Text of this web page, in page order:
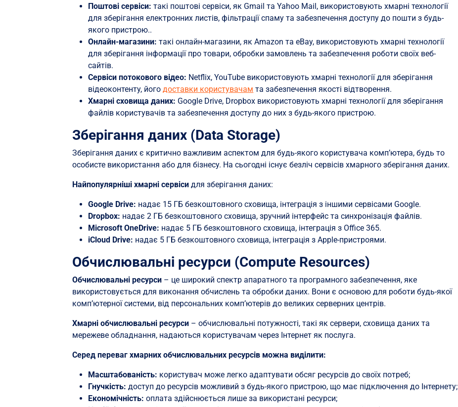
Поштові сервіси: такі поштові сервіси, як Gmail та Yahoo Mail, використовують хмарні технології
для зберігання електронних листів, фільтрації спаму та забезпечення доступу до пошти з будь-
якого пристрою..
Онлайн-магазини: такі онлайн-магазини, як Amazon та eBay, використовують хмарні технології
для зберігання інформації про товари, обробки замовлень та забезпечення роботи своїх веб-
сайтів.
Сервіси потокового відео: Netflix, YouTube використовують хмарні технології для зберігання
відеоконтенту, йогодоставки користувачам та забезпечення якості відтворення.
Хмарні сховища даних: Google Drive, Dropbox використовують хмарні технології для зберігання
файлів користувачів та забезпечення доступу до них з будь-якого пристрою.
Зберігання даних (Data Storage)
Зберігання даних є критично важливим аспектом для будь-якого користувача комп’ютера, будь то
особисте використання або для бізнесу. На сьогодні існує безліч сервісів хмарного зберігання даних.
Hайпопулярніші хмарні сервісидля зберігання даних:
Google Drive: надає 15 ГБ безкоштовного сховища, інтеграція з іншими сервісами Google.
Dropbox: надає 2 ГБ безкоштовного сховища, зручний інтерфейс та синхронізація файлів.
Microsoft OneDrive: надає 5 ГБ безкоштовного сховища, інтеграція з Office 365.
iCloud Drive: надає 5 ГБ безкоштовного сховища, інтеграція з Apple-пристроями.
Обчислювальні ресурси (Compute Resources)
Обчислювальні ресурси – це широкий спектр апаратного та програмного забезпечення, яке
використовується для виконання обчислень та обробки даних. Вони є основою для роботи будь-якої
комп’ютерної системи, від персональних комп’ютерів до великих серверних центрів.
Хмарні обчислювальні ресурси – обчислювальні потужності, такі як сервери, сховища даних та
мережеве обладнання, надаються користувачам через Інтернет як послуга.
Серед переваг хмарних обчислювальних ресурсів можна виділити:
Масштабованість: користувач може легко адаптувати обсяг ресурсів до своїх потреб;
Гнучкість: доступ до ресурсів можливий з будь-якого пристрою, що має підключення до Інтернету;
Економічність: оплата здійснюється лише за використані ресурси;